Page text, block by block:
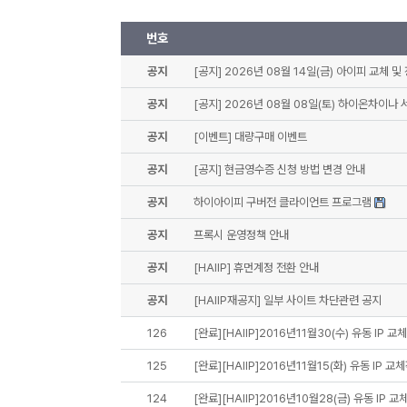
번호
공지 [공지] 2026년 08월 14일(금) 아이피 교체 및
공지 [공지] 2026년 08월 08일(토) 하이온차이나
공지 [이벤트] 대량구매 이벤트
공지 [공지] 현금영수증 신청 방법 변경 안내
공지 하이아이피 구버전 클라이언트 프로그램
공지 프록시 운영정책 안내
공지 [HAIIP] 휴먼계정 전환 안내
공지 [HAIIP재공지] 일부 사이트 차단관련 공지
126 [완료][HAIIP]2016년11월30(수) 유동 IP 교
125 [완료][HAIIP]2016년11월15(화) 유동 IP 교
124 [완료][HAIIP]2016년10월28(금) 유동 IP 교